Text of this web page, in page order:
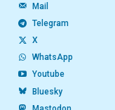
Mail
Telegram
X
WhatsApp
Youtube
Bluesky